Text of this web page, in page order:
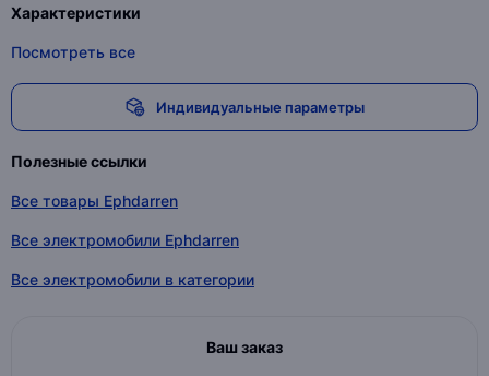
Характеристики
Посмотреть все
Индивидуальные параметры
Полезные ссылки
Все товары Ephdarren
Все электромобили Ephdarren
Все электромобили в категории
Ваш заказ